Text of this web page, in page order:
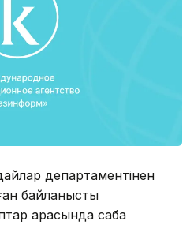
департаментінен
байланысты
арасында сабақ